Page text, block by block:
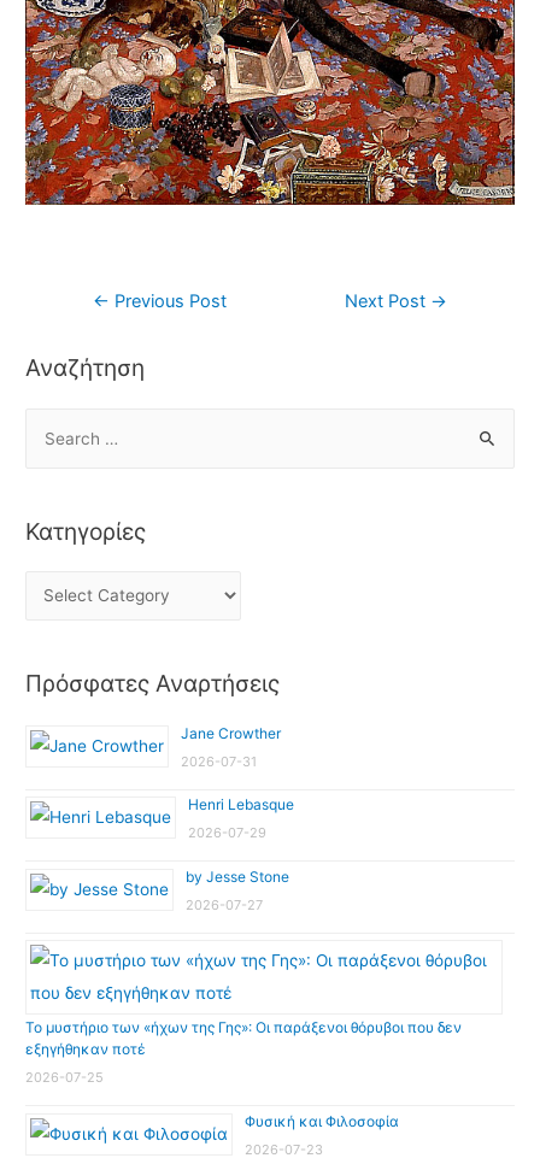
← Previous Post Next Post →
Αναζήτηση
Κατηγορίες
Πρόσφατες Αναρτήσεις
Jane Crowther
2026-07-31
Henri Lebasque
2026-07-29
by Jesse Stone
2026-07-27
Το μυστήριο των «ήχων της Γης»: Οι παράξενοι θόρυβοι που δεν
εξηγήθηκαν ποτέ
2026-07-25
Φυσική και Φιλοσοφία
2026-07-23